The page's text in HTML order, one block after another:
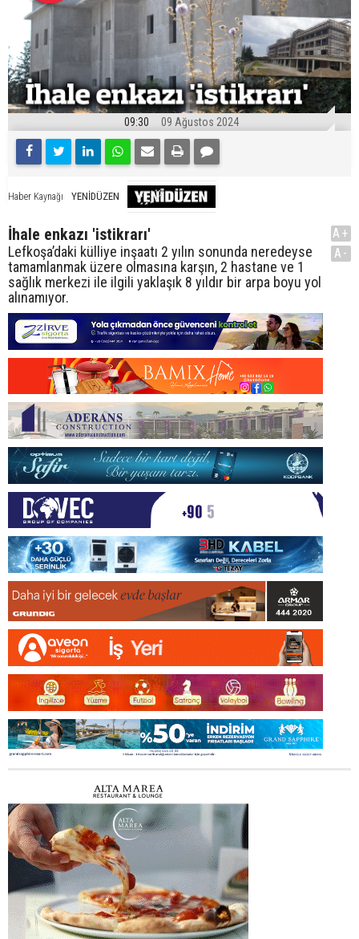
09:30 09 Ağustos 2024
Haber Kaynağı YENİDÜZEN
İhale enkazı 'istikrarı'
Lefkoşa’daki külliye inşaatı 2 yılın sonunda neredeyse
tamamlanmak üzere olmasına karşın, 2 hastane ve 1
sağlık merkezi ile ilgili yaklaşık 8 yıldır bir arpa boyu yol
alınamıyor.
A+
A-